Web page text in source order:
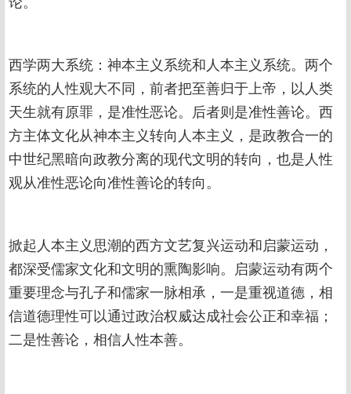
西学两大系统：神本主义系统和人本主义系统。两个
系统的人性观大不同，前者把至善归于上帝，以人类
天生就有原罪，是准性恶论。后者则是准性善论。西
方主体文化从神本主义转向人本主义，是政教合一的
中世纪黑暗向政教分离的现代文明的转向，也是人性
观从准性恶论向准性善论的转向。
掀起人本主义思潮的西方文艺复兴运动和启蒙运动，
都深受儒家文化和文明的熏陶影响。启蒙运动有两个
重要理念与孔子和儒家一脉相承，一是重视道德，相
信道德理性可以通过政治权威达成社会公正和幸福；
二是性善论，相信人性本善。